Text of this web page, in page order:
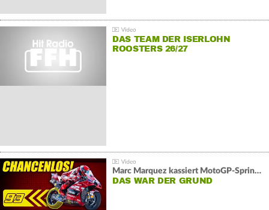
DAS TEAM DER ISERLOHN
ROOSTERS 26/27
Marc Marquez kassiert MotoGP-Sprint-Schlappe:
DAS WAR DER GRUND